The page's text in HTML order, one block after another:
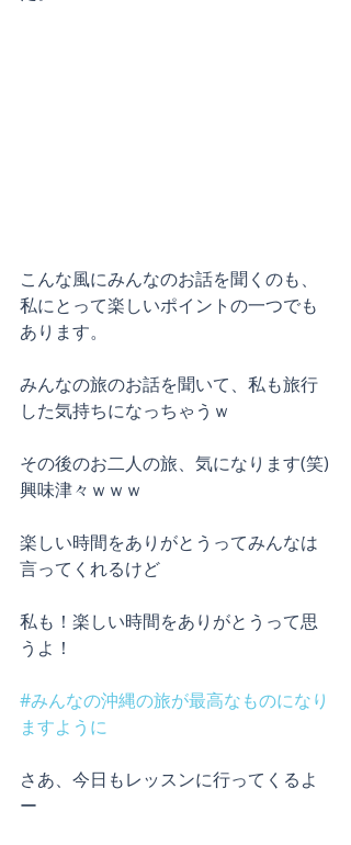
こんな風にみんなのお話を聞くのも、
私にとって楽しいポイントの一つでも
あります。
みんなの旅のお話を聞いて、私も旅行
した気持ちになっちゃうｗ
その後のお二人の旅、気になります(笑)
興味津々ｗｗｗ
楽しい時間をありがとうってみんなは
言ってくれるけど
私も！楽しい時間をありがとうって思
うよ！
#みんなの沖縄の旅が最高なものになり
ますように
さあ、今日もレッスンに行ってくるよ
ー